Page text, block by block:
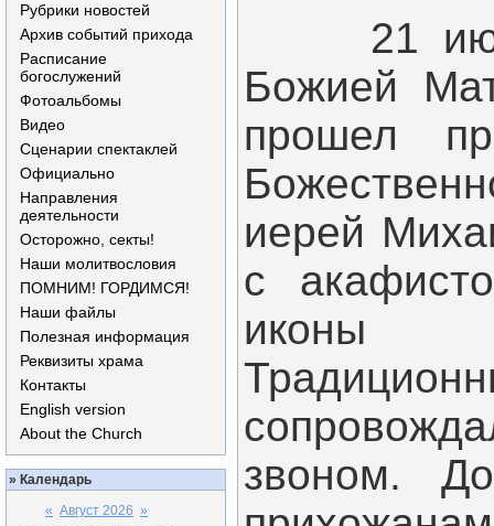
Рубрики новостей
Архив событий прихода
Расписание
богослужений
Фотоальбомы
Видео
Сценарии спектаклей
Официально
Направления
деятельности
Осторожно, секты!
Наши молитвословия
ПОМНИМ! ГОРДИМСЯ!
Наши файлы
Полезная информация
Реквизиты храма
Контакты
English version
About the Church
» Календарь
« Август 2026 »
21 июля
Божией
прошел
иерей
с
иконы
звоном.